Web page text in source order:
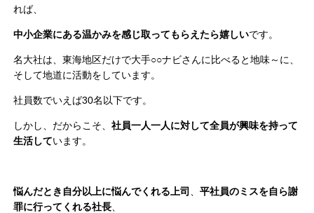
れば、
中小企業にある温かみを感じ取ってもらえたら嬉しいです。
名大社は、東海地区だけで大手○○ナビさんに比べると地味～に、
そして地道に活動をしています。
社員数でいえば30名以下です。
しかし、だからこそ、社員一人一人に対して全員が興味を持って
生活しています。
悩んだとき自分以上に悩んでくれる上司 、平社員のミスを自ら謝
罪に行ってくれる社長